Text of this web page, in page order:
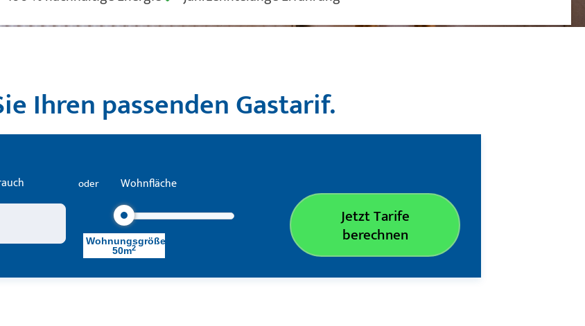
Ihren passenden Gastarif.
Wohnungsgröße
50m2